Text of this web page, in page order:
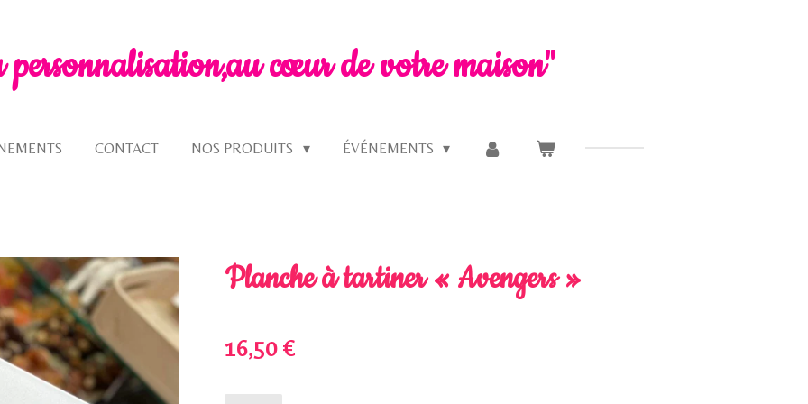
au cœur de votre maison"
CONTACT NOS PRODUITS ÉVÉNEMENTS
Planche à tartiner « Avengers »
16,50 €